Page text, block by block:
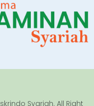
Syariah. All Right